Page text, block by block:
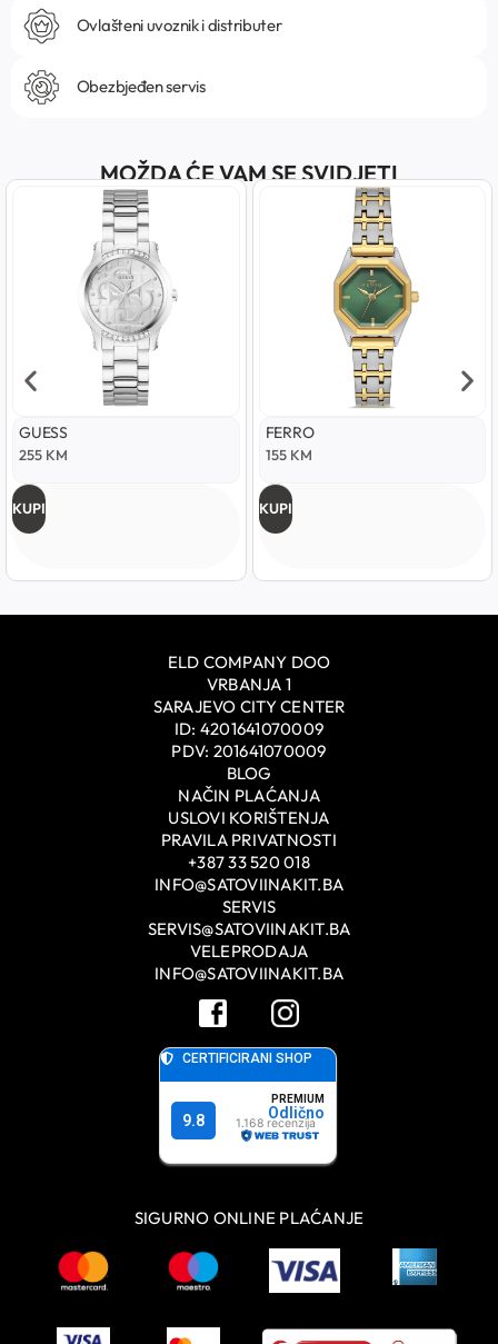
Ovlašteni uvoznik i distributer
Obezbjeđen servis
MOŽDA ĆE VAM SE SVIDJETI
GUESS
255 KM
KUPI
FERRO
155 KM
KUPI
ELD COMPANY DOO
VRBANJA 1
SARAJEVO CITY CENTER
ID: 4201641070009
PDV: 201641070009
BLOG
NAČIN PLAĆANJA
USLOVI KORIŠTENJA
PRAVILA PRIVATNOSTI
+387 33 520 018
INFO@SATOVIINAKIT.BA
SERVIS
SERVIS@SATOVIINAKIT.BA
VELEPRODAJA
INFO@SATOVIINAKIT.BA
SIGURNO ONLINE PLAĆANJE